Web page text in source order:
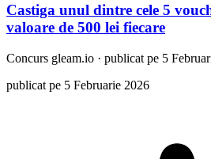
Castiga unul dintre cele 5
valoare de 500 lei fiecare
Concurs gleam.io · publicat pe 5
publicat pe 5 Februarie 2026